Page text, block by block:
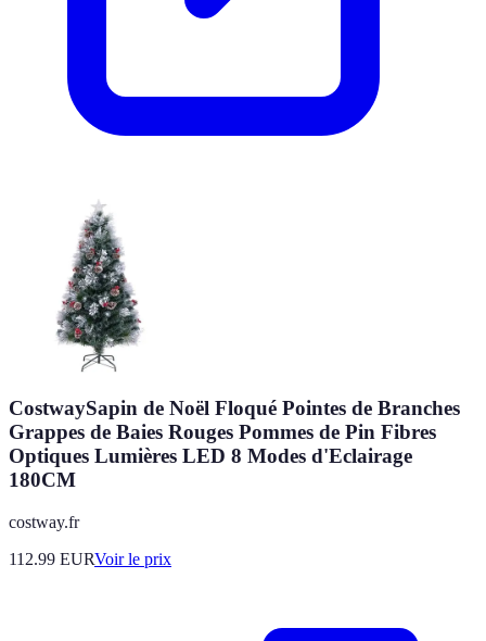
CostwaySapin de Noël Floqué Pointes de Branches
Grappes de Baies Rouges Pommes de Pin Fibres
Optiques Lumières LED 8 Modes d'Eclairage
180CM
costway.fr
112.99 EURVoir le prix